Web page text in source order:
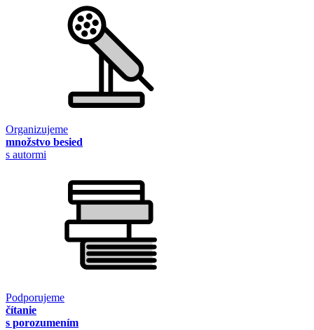
Organizujeme
množstvo besied
s autormi
Podporujeme
čítanie
s porozumením